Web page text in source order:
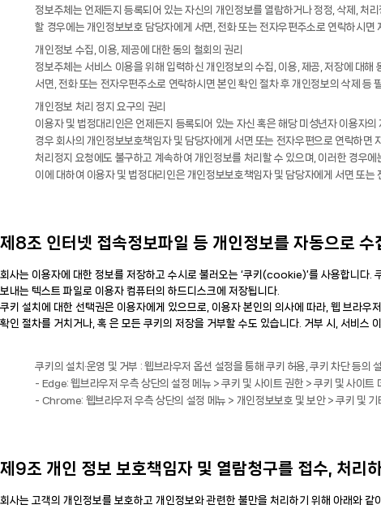
정보주체는 언제든지 등록되어 있는 자신의 개인정보를 열람하거나 정정, 삭제, 처
할 경우에는 개인정보보호 담당자에게 서면, 전화 또는 전자우편주소로 연락하시면
개인정보 수집, 이용, 제공에 대한 동의 철회의 권리
정보주체는 서비스 이용을 위해 입력하신 개인정보의 수집, 이용, 제공, 저장에 대
서면, 전화 또는 전자우편주소로 연락하시면 본인 확인 절차 후 개인정보의 삭제 등
개인정보 처리 정지 요구의 권리
이용자 및 법정대리인은 언제든지 등록되어 있는 자신 혹은 해당 미성년자 이용자
경우 회사의 개인정보보호책임자 및 담당자에게 서면 또는 전자우편으로 연락하면
처리정지 요청에도 불구하고 계속하여 개인정보를 처리할 수 있으며, 이러한 경우
이에 대하여 이용자 및 법정대리인은 개인정보보호책임자 및 담당자에게 서면 또는
제8조 인터넷 접속정보파일 등 개인정보를 자동으로
회사는 이용자에 대한 정보를 저장하고 수시로 불러오는 ‘쿠키(cookie)’를 사용합니다.
보내는 텍스트 파일로 이용자 컴퓨터의 하드디스크에 저장됩니다.
쿠키 설치에 대한 선택권은 이용자에게 있으므로, 이용자 본인의 의사에 따라, 웹 브라
확인 절차를 거치거나, 혹 은 모든 쿠키의 저장을 거부할 수도 있습니다. 거부 시, 서비스
쿠키의 설치·운영 및 거부 : 웹브라우저 옵션 설정을 통해 쿠키 허용, 쿠키 차단 등의
- Edge: 웹브라우저 우측 상단의 설정 메뉴 > 쿠키 및 사이트 권한 > 쿠키 및 사이트
- Chrome: 웹브라우저 우측 상단의 설정 메뉴 > 개인정보보호 및 보안 > 쿠키 및 기
제9조 개인 정보 보호책임자 및 열람청구를 접수, 처리
회사는 고객의 개인정보를 보호하고 개인정보와 관련한 불만을 처리하기 위해 아래와